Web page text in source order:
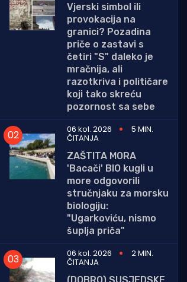
Vjerski simbol ili
provokacija na
granici? Pozadina
priče o zastavi s
četiri "S" daleko je
mračnija, ali
razotkriva i političare
koji tako skreću
pozornost sa sebe
06 kol. 2026
5 MIN.
ČITANJA
ZAŠTITA MORA
'Bacači' BIO kugli u
more odgovorili
stručnjaku za morsku
biologiju:
"Ugarkoviću, nismo
šuplja priča"
06 kol. 2026
2 MIN.
ČITANJA
(DOBRO) SUSJEDSKE